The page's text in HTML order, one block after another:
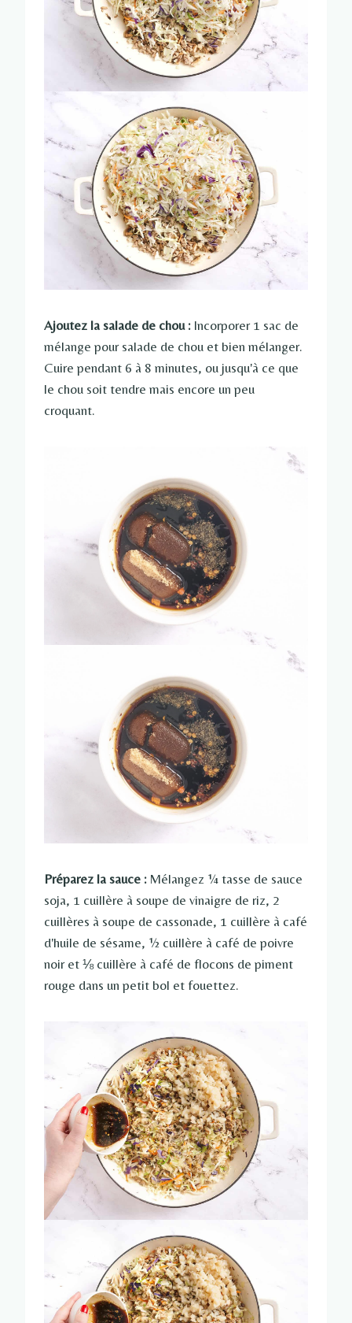
Ajoutez la salade de chou : Incorporer 1 sac de
mélange pour salade de chou et bien mélanger.
Cuire pendant 6 à 8 minutes, ou jusqu'à ce que
le chou soit tendre mais encore un peu
croquant.
Préparez la sauce :Mélangez ¼ tasse de sauce
soja, 1 cuillère à soupe de vinaigre de riz, 2
cuillères à soupe de cassonade, 1 cuillère à café
d'huile de sésame, ½ cuillère à café de poivre
noir et ⅛ cuillère à café de flocons de piment
rouge dans un petit bol et fouettez.